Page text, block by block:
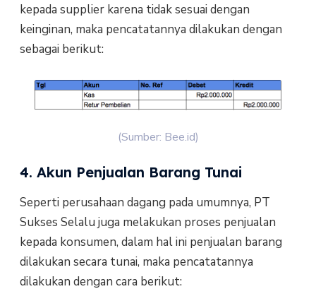
kepada supplier karena tidak sesuai dengan
keinginan, maka pencatatannya dilakukan dengan
sebagai berikut:
(Sumber: Bee.id)
4. Akun Penjualan Barang Tunai
Seperti perusahaan dagang pada umumnya, PT
Sukses Selalu juga melakukan proses penjualan
kepada konsumen, dalam hal ini penjualan barang
dilakukan secara tunai, maka pencatatannya
dilakukan dengan cara berikut: